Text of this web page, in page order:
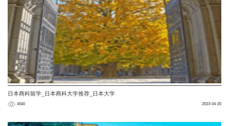
日本商科留学_日本商科大学推荐_日本大学
4540 2023-04-20